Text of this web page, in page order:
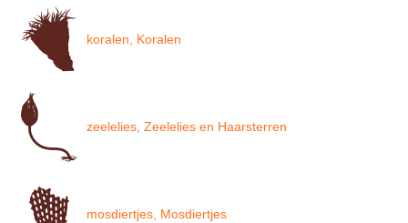
koralen, Koralen
zeelelies, Zeelelies en Haarsterren
mosdiertjes, Mosdiertjes